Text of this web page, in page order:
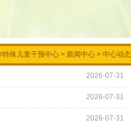
2026-07-31
2026-07-31
2026-07-31
特殊儿童干预中心 > 新闻中心 > 中心动态